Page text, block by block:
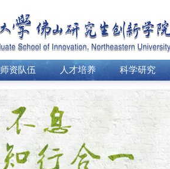
师资队伍 人才培养 科学研究